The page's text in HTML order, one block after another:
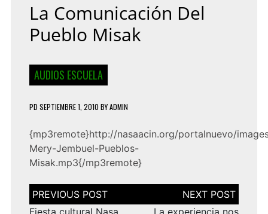
La Comunicación Del
Pueblo Misak
AUDIOS ESCUELA
PD SEPTIEMBRE 1, 2010 BYADMIN
{mp3remote}http://nasaacin.org/portalnuevo/
Mery-Jembuel-Pueblos-
Misak.mp3{/mp3remote}
Navegación
de